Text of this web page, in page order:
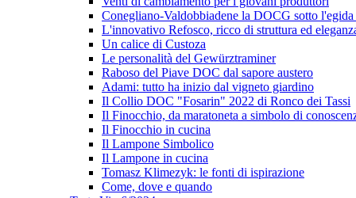
Conegliano-Valdobbiadene la DOCG sotto
L'innovativo Refosco, ricco di struttura ed
Un calice di Custoza
Le personalità del Gewürztraminer
Raboso del Piave DOC dal sapore austero
Adami: tutto ha inizio dal vigneto giardino
Il Collio DOC "Fosarin" 2022 di Ronco dei Tassi
Il Finocchio, da maratoneta a simbolo di
Il Finocchio in cucina
Il Lampone Simbolico
Il Lampone in cucina
Tomasz Klimezyk: le fonti di ispirazione
Come, dove e quando